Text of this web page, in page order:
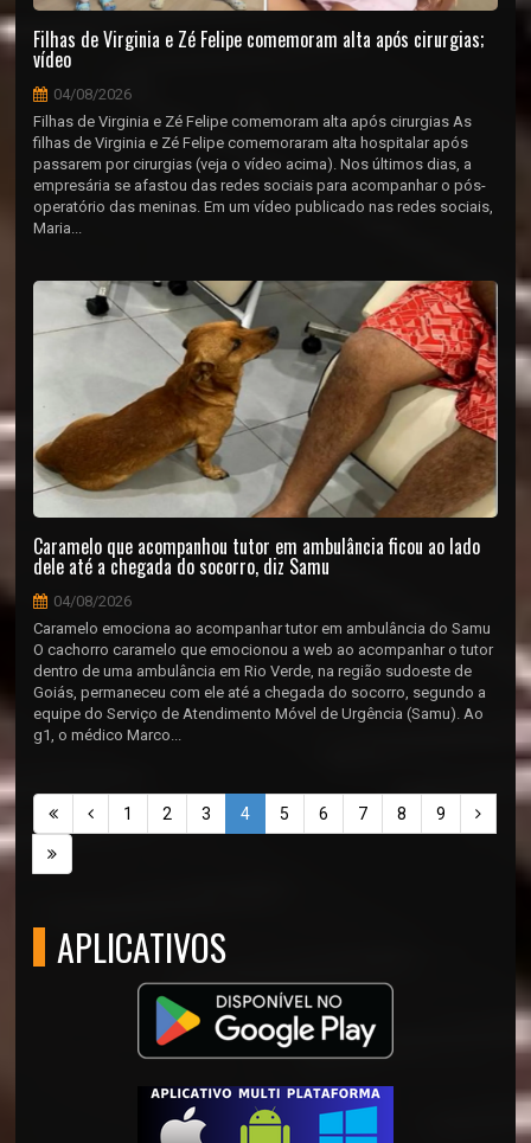
Filhas de Virginia e Zé Felipe comemoram alta após cirurgias;
vídeo
04/08/2026
Filhas de Virginia e Zé Felipe comemoram alta após cirurgias As
filhas de Virginia e Zé Felipe comemoraram alta hospitalar após
passarem por cirurgias (veja o vídeo acima). Nos últimos dias, a
empresária se afastou das redes sociais para acompanhar o pós-
operatório das meninas. Em um vídeo publicado nas redes sociais,
Maria...
Caramelo que acompanhou tutor em ambulância ficou ao lado
dele até a chegada do socorro, diz Samu
04/08/2026
Caramelo emociona ao acompanhar tutor em ambulância do Samu
O cachorro caramelo que emocionou a web ao acompanhar o tutor
dentro de uma ambulância em Rio Verde, na região sudoeste de
Goiás, permaneceu com ele até a chegada do socorro, segundo a
equipe do Serviço de Atendimento Móvel de Urgência (Samu). Ao
g1, o médico Marco...
1 2 3 4 5 6 7 8 9
APLICATIVOS